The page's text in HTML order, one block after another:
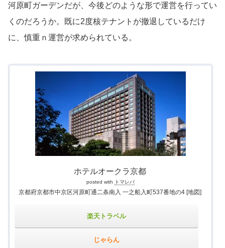
河原町ガーデンだが、今後どのような形で運営を行ってい
くのだろうか。既に2度核テナントが撤退しているだけ
に、慎重ｎ運営が求められている。
ホテルオークラ京都
posted with トマレバ
京都府京都市中京区河原町通二条南入 一之船入町537番地の4[地図]
楽天トラベル
じゃらん